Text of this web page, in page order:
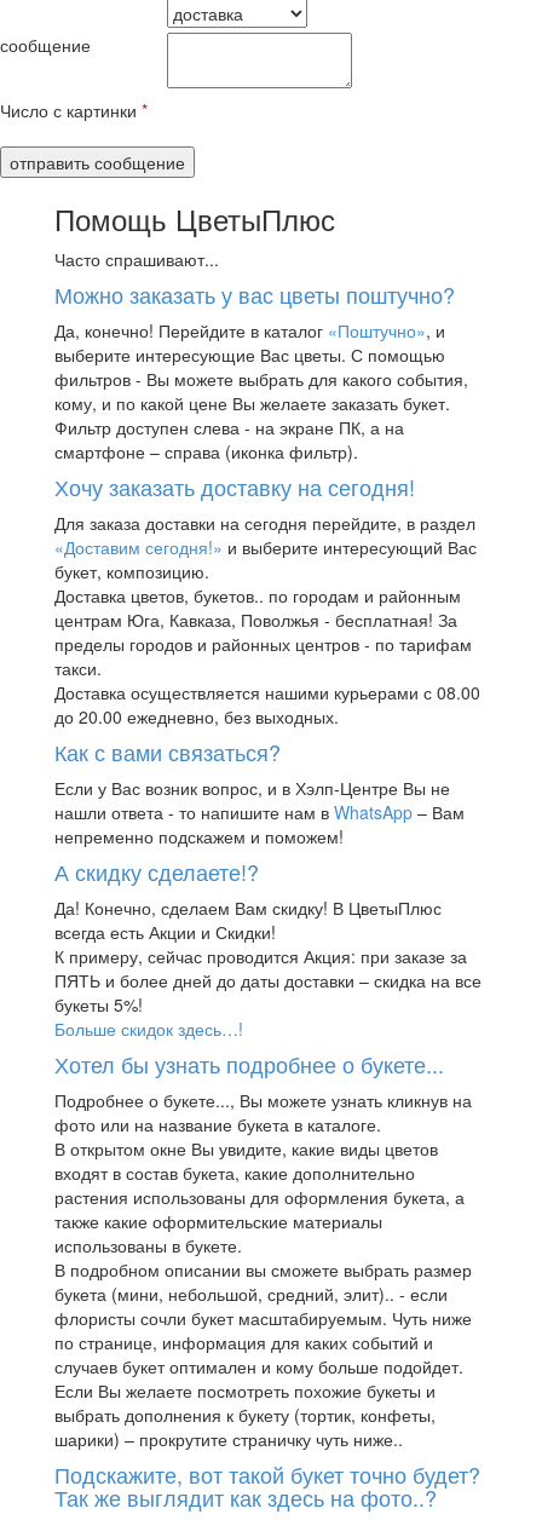
сообщение
Число с картинки *
Помощь ЦветыПлюс
Часто спрашивают...
Можно заказать у вас цветы поштучно?
Да, конечно! Перейдите в каталог «Поштучно», и
выберите интересующие Вас цветы. С помощью
фильтров - Вы можете выбрать для какого события,
кому, и по какой цене Вы желаете заказать букет.
Фильтр доступен слева - на экране ПК, а на
смартфоне – справа (иконка фильтр).
Хочу заказать доставку на сегодня!
Для заказа доставки на сегодня перейдите, в раздел
«Доставим сегодня!» и выберите интересующий Вас
букет, композицию.
Доставка цветов, букетов.. по городам и районным
центрам Юга, Кавказа, Поволжья - бесплатная! За
пределы городов и районных центров - по тарифам
такси.
Доставка осуществляется нашими курьерами с 08.00
до 20.00 ежедневно, без выходных.
Как с вами связаться?
Если у Вас возник вопрос, и в Хэлп-Центре Вы не
нашли ответа - то напишите нам в WhatsApp – Вам
непременно подскажем и поможем!
А скидку сделаете!?
Да! Конечно, сделаем Вам скидку! В ЦветыПлюс
всегда есть Акции и Скидки!
К примеру, сейчас проводится Акция: при заказе за
ПЯТЬ и более дней до даты доставки – скидка на все
букеты 5%!
Больше скидок здесь…!
Хотел бы узнать подробнее о букете...
Подробнее о букете..., Вы можете узнать кликнув на
фото или на название букета в каталоге.
В открытом окне Вы увидите, какие виды цветов
входят в состав букета, какие дополнительно
растения использованы для оформления букета, а
также какие оформительские материалы
использованы в букете.
В подробном описании вы сможете выбрать размер
букета (мини, небольшой, средний, элит).. - если
флористы сочли букет масштабируемым. Чуть ниже
по странице, информация для каких событий и
случаев букет оптимален и кому больше подойдет.
Если Вы желаете посмотреть похожие букеты и
выбрать дополнения к букету (тортик, конфеты,
шарики) – прокрутите страничку чуть ниже..
Подскажите, вот такой букет точно будет?
Так же выглядит как здесь на фото..?